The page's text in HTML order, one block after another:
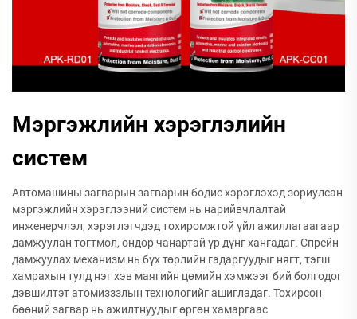
Мэргэжлийн хэрэглэлийн
систем
Автомашины загварын загварын бодис хэрэглэхэд зориулсан
мэргэжлийн хэрэглээний систем нь нарийвчлалтай
инженерчлэл, хэрэглэгчдэд тохиромжтой үйл ажиллагаагаар
дамжуулан тогтмол, өндөр чанартай үр дүнг хангадаг. Спрейн
дамжуулах механизм нь бүх төрлийн гадаргуудыг нягт, тэгш
хамрахын тулд нэг хэв маягийн цөмийн хэмжээг бий болгодог
дэвшилтэт атомизззлын технологийг ашигладаг. Тохирсон
бөөний загвар нь ажилтнуудыг өргөн хамаргаас